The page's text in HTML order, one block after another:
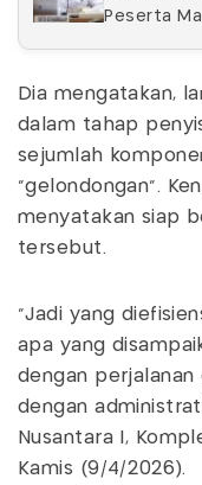
Peserta
Dia mengatakan,
dalam tahap
sejumlah
"gelondongan".
menyatakan siap
tersebut.
"Jadi yang
apa yang
dengan perjalanan
dengan
Nusantara I,
Kamis (9/4/2026).